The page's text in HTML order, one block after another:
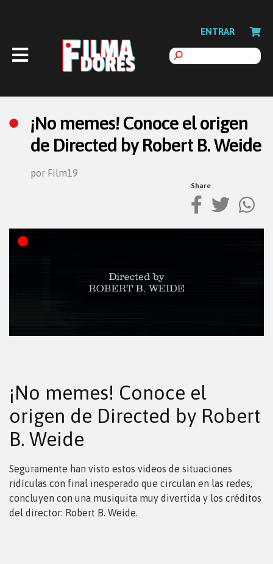
ENTRAR
¡No memes! Conoce el origen
de Directed by Robert B. Weide
por Film19
Share
¡No memes! Conoce el
origen de Directed by Robert
B. Weide
Seguramente han visto estos videos de situaciones
ridículas con final inesperado que circulan en las redes,
concluyen con una musiquita muy divertida y los créditos
del director: Robert B. Weide.